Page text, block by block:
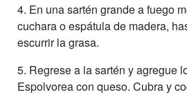
4. En una sartén grande a fuego
cuchara o espátula de madera,
escurrir la grasa.
5. Regrese a la sartén y agregue
Espolvorea con queso. Cubra y